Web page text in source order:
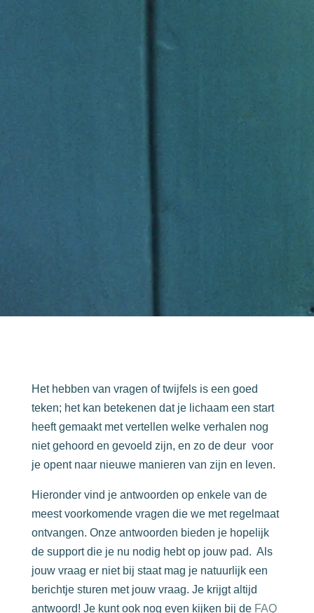
Het hebben van vragen of twijfels is een goed
teken; het kan betekenen dat je lichaam een start
heeft gemaakt met vertellen welke verhalen nog
niet gehoord en gevoeld zijn, en zo de deur voor
je opent naar nieuwe manieren van zijn en leven.
Hieronder vind je antwoorden op enkele van de
meest voorkomende vragen die we met regelmaat
ontvangen. Onzeantwoorden bieden je hopelijk
de support die je nu nodig hebt op jouw pad. Als
jouw vraag er niet bij staat mag je natuurlijk een
berichtje sturen met jouw vraag. Je krijgt altijd
antwoord! Je kunt ook nog even kijken bij de FAQ